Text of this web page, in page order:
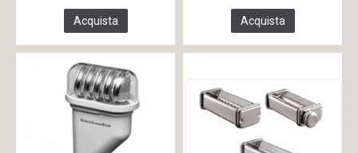
Acquista Acquista